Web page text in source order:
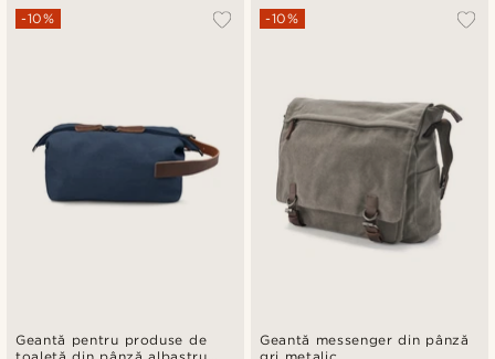
Geantă pentru produse de
-10%
Geantă messenger din pânză
-10%